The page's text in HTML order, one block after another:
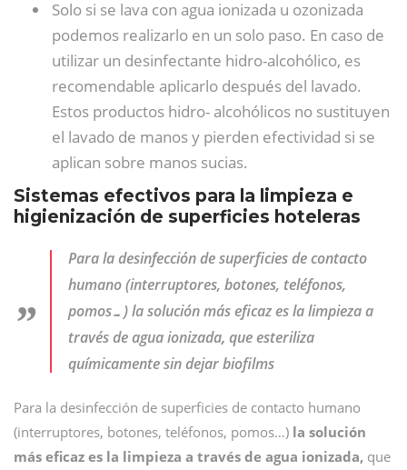
Solo si se lava con agua ionizada u ozonizada
podemos realizarlo en un solo paso. En caso de
utilizar un desinfectante hidro-alcohólico, es
recomendable aplicarlo después del lavado.
Estos productos hidro- alcohólicos no sustituyen
el lavado de manos y pierden efectividad si se
aplican sobre manos sucias.
Sistemas efectivos para la limpieza e
higienización de superficies hoteleras
Para la desinfección de superficies de contacto
humano (interruptores, botones, teléfonos,
pomos…) la solución más eficaz es la limpieza a
través de agua ionizada, que esteriliza
químicamente sin dejar biofilms
Para la desinfección de superficies de contacto humano
(interruptores, botones, teléfonos, pomos…) la solución
más eficaz es la limpieza a través de agua ionizada, que